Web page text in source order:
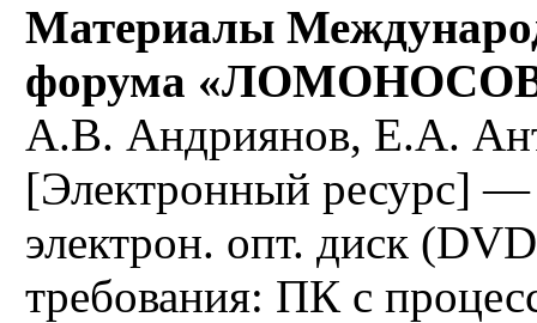
Риторика
Романское языкознание
Русский как иностранный
Русский язык
Русское устное народное творчество
Славянская филология
Теоретическая и прикладная лингвистика
Теория дискурса и коммуникации
Теория литературы
Филологическое исследование переводов
текста
Финно-угорское языкознание
Французское языкознание
Материалы
форума
А.В. Андриянов, Е.А.
[Электронный
электрон. опт. диск
требования: ПК с